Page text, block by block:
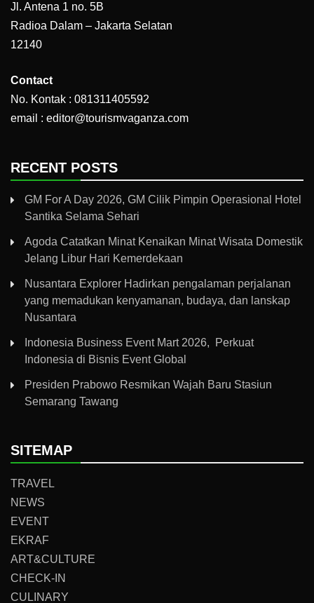
Jl. Antena 1 no. 5B
Radioa Dalam – Jakarta Selatan
12140
Contact
No. Kontak : 081311405592
email : editor@tourismvaganza.com
RECENT POSTS
GM For A Day 2026, GM Cilik Pimpin Operasional Hotel
Santika Selama Sehari
Agoda Catatkan Minat Kenaikan Minat Wisata Domestik
Jelang Libur Hari Kemerdekaan
Nusantara Explorer Hadirkan pengalaman perjalanan
yang memadukan kenyamanan, budaya, dan lanskap
Nusantara
Indonesia Business Event Mart 2026, Perkuat
Indonesia di Bisnis Event Global
Presiden Prabowo Resmikan Wajah Baru Stasiun
Semarang Tawang
SITEMAP
TRAVEL
NEWS
EVENT
EKRAF
ART&CULTURE
CHECK-IN
CULINARY